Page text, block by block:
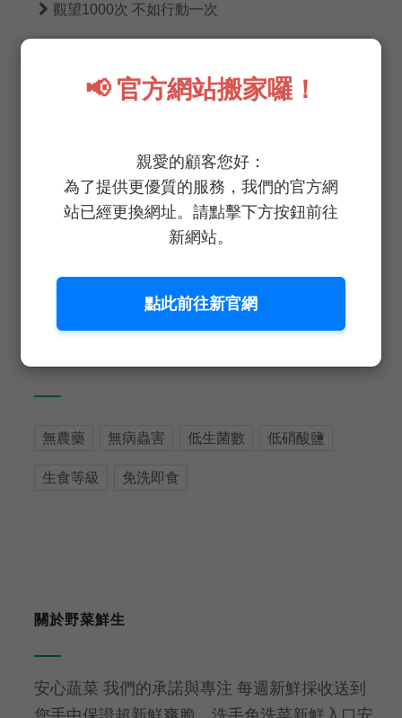
📢 官方網站搬家囉！
親愛的顧客您好：
為了提供更優質的服務，我們的官方網
站已經更換網址。請點擊下方按鈕前往
新網站。
點此前往新官網
 觀望1000次 不如行動一次
不吃土｜蔬菜界的LV
準備放假囉！務必注意行車安全！
野菜鮮生2025春節休假公告
無農藥 無病蟲害 低生菌數 低硝酸鹽
生食等級 免洗即食
關於野菜鮮生
安心蔬菜 我們的承諾與專注 每週新鮮採收送到